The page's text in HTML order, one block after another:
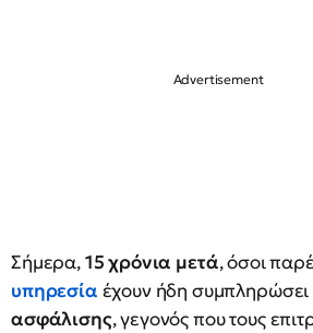
Σήμερα,15 χρόνια μετά, όσοι
υπηρεσία έχουν ήδη συμπληρώσει
ασφάλισης, γεγονός που τους